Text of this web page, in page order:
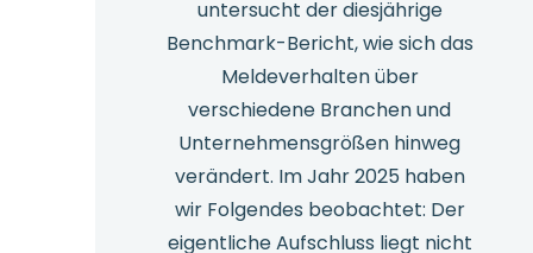
untersucht der diesjährige
Benchmark-Bericht, wie sich das
Meldeverhalten über
verschiedene Branchen und
Unternehmensgrößen hinweg
verändert. Im Jahr 2025 haben
wir Folgendes beobachtet: Der
eigentliche Aufschluss liegt nicht